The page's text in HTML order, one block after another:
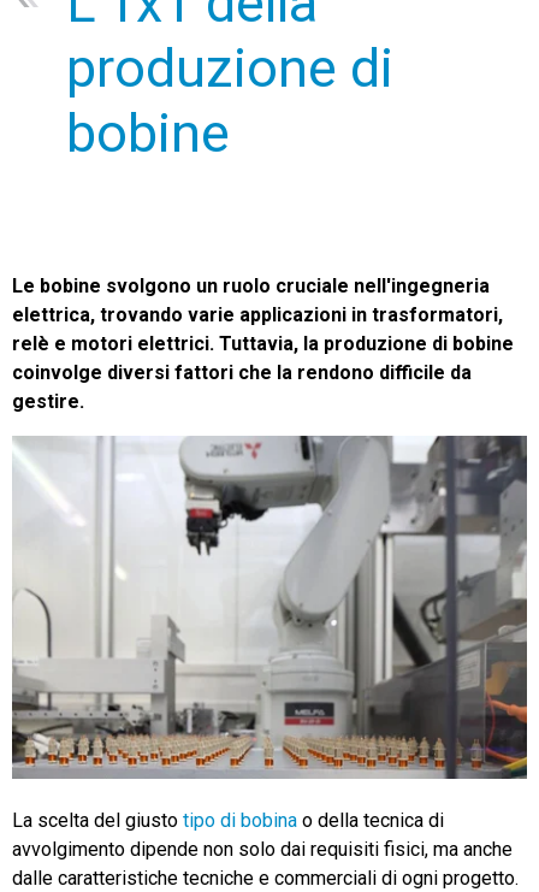
EN FR NL SK SV ZH-CN
Contatti
produzione di
bobine
Le bobine svolgono un ruolo cruciale nell'ingegneria
elettrica, trovando varie applicazioni in trasformatori,
relè e motori elettrici. Tuttavia, la produzione di bobine
coinvolge diversi fattori che la rendono difficile da
gestire.
La scelta del giusto tipo di bobina o della tecnica di
avvolgimento dipende non solo dai requisiti fisici, ma anche
dalle caratteristiche tecniche e commerciali di ogni progetto.